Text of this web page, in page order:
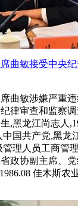
曲敏接受中央
曲敏涉嫌严重
律审查和监察
,黑龙江尚志人
中国共产党,黑龙
理人员工商管
政协副主席、
佳木斯农